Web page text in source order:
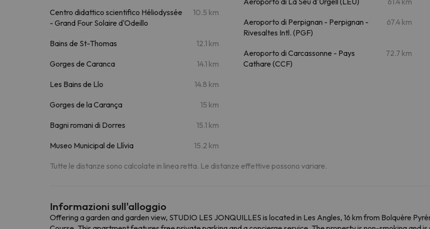
Centro didattico scientifico Héliodyssée
- Grand Four Solaire d'Odeillo
10.5 km
Bains de St-Thomas 12.1 km
Gorges de Caranca 14.1 km
Les Bains de Llo 14.8 km
Gorges de la Carança 15 km
Bagni romani di Dorres 15.1 km
Museo Municipal de Llívia 15.2 km
Aeroporto di Perpignan - Perpignan -
Rivesaltes Intl. (PGF)
67.4 km
Aeroporto di Carcassonne - Pays
Cathare (CCF)
72.7 km
Tutte le distanze sono calcolate in linea retta. Le distanze effettive possono variare.
Informazioni sull'alloggio
Offering a garden and garden view, STUDIO LES JONQUILLES is located in Les Angles, 16 km from Bolquère